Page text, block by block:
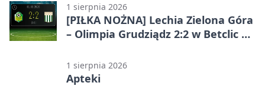
1 sierpnia 2026
[PIŁKA NOŻNA] Lechia Zielona Góra
– Olimpia Grudziądz 2:2 w Betclic 2.
końcówce
1 sierpnia 2026
Apteki